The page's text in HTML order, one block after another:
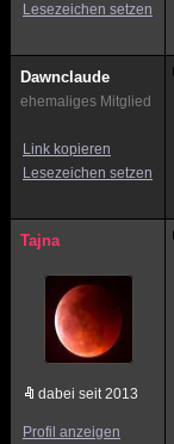
Lesezeichen setzen
Dawnclaude
ehemaliges Mitglied
Link kopieren
Lesezeichen setzen
Tajna
dabei seit 2013
Profil anzeigen